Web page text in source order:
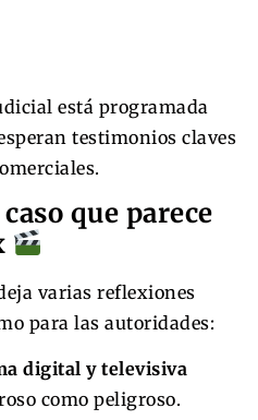
está programada
testimonios claves
que parece
varias reflexiones
para las autoridades:
digital y televisiva
como peligroso.